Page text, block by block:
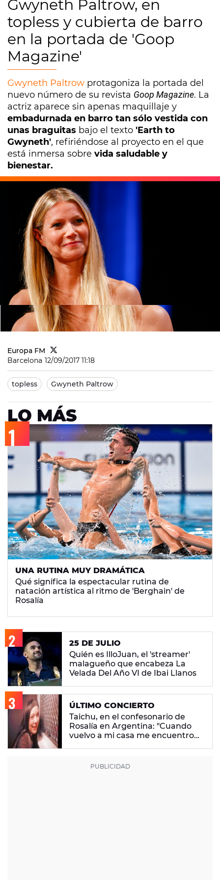
Gwyneth Paltrow, en
topless y cubierta de barro
en la portada de 'Goop
Magazine'
Gwyneth Paltrow protagoniza la portada del
nuevo número de su revista Goop Magazine. La
actriz aparece sin apenas maquillaje y
embadurnada en barro tan sólo vestida con
unas braguitas bajo el texto 'Earth to
Gwyneth', refiriéndose al proyecto en el que
está inmersa sobre vida saludable y
bienestar.
Europa FM
Barcelona 12/09/2017 11:18
topless Gwyneth Paltrow
LO MÁS
UNA RUTINA MUY DRAMÁTICA
Qué significa la espectacular rutina de
natación artística al ritmo de 'Berghain' de
Rosalía
25 DE JULIO
Quién es IlloJuan, el 'streamer'
malagueño que encabeza La
Velada Del Año VI de Ibai Llanos
ÚLTIMO CONCIERTO
Taichu, en el confesonario de
Rosalía en Argentina: "Cuando
vuelvo a mi casa me encuentro